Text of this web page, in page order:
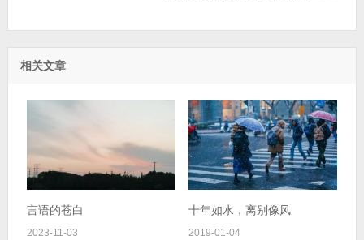
相关文章
言语的苍白
2023-11-03
十年如水，离别像风
2019-01-04